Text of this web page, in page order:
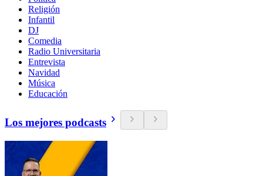
Religión
Infantil
DJ
Comedia
Radio Universitaria
Entrevista
Navidad
Música
Educación
Los mejores podcasts